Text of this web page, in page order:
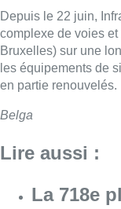
Depuis le 22 juin,
complexe de voies
Bruxelles) sur une
les équipements de
en partie renouvelés.
Belga
Lire aussi :
La 718e